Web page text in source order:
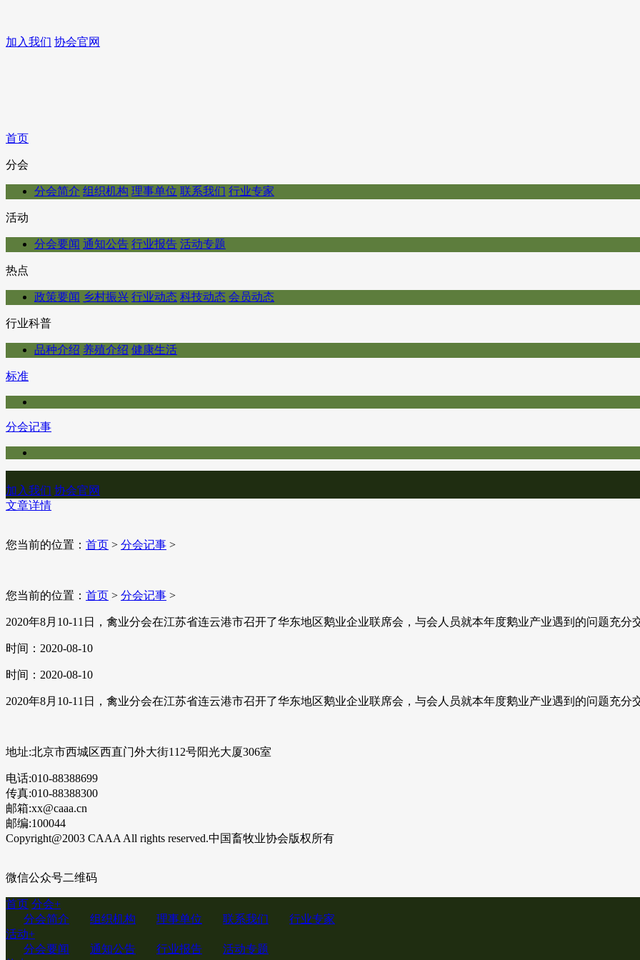
加入我们 协会官网
首页
分会
分会简介 组织机构 理事单位 联系我们 行业专家
活动
分会要闻 通知公告 行业报告 活动专题
热点
政策要闻 乡村振兴 行业动态 科技动态 会员动态
行业科普
品种介绍 养殖介绍 健康生活
标准
分会记事
加入我们 协会官网
文章详情
您当前的位置： 首页 > 分会记事 >
您当前的位置： 首页 > 分会记事 >
​2020年8月10-11日，禽业分会在江苏省连云港市召开了华东地区鹅业企业联席会，与会人员就本年度鹅业产业遇到的问题充分
时间：2020-08-10
时间：2020-08-10
2020年8月10-11日，禽业分会在江苏省连云港市召开了华东地区鹅业企业联席会，与会人员就本年度鹅业产业遇到的问题充分
地址:北京市西城区西直门外大街112号阳光大厦306室
电话:010-88388699
传真:010-88388300
邮箱:xx@caaa.cn
邮编:100044
Copyright@2003 CAAA All rights reserved.中国畜牧业协会版权所有
微信公众号二维码
首页 分会+
分会简介
组织机构 理事单位 联系我们
行业专家
活动+
分会要闻
通知公告 行业报告
活动专题